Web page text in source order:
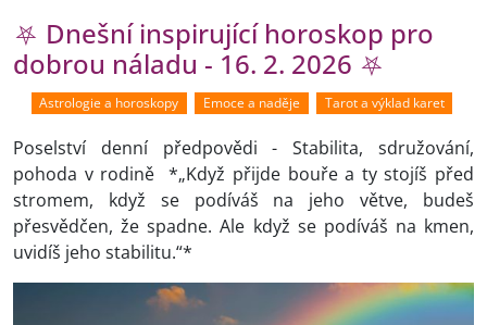
⛧ Dnešní inspirující horoskop pro
dobrou náladu - 16. 2. 2026 ⛧
Astrologie a horoskopy Emoce a naděje Tarot a výklad karet
Poselství denní předpovědi - Stabilita, sdružování,
pohoda v rodině *„Když přijde bouře a ty stojíš před
stromem, když se podíváš na jeho větve, budeš
přesvědčen, že spadne. Ale když se podíváš na kmen,
uvidíš jeho stabilitu.“*